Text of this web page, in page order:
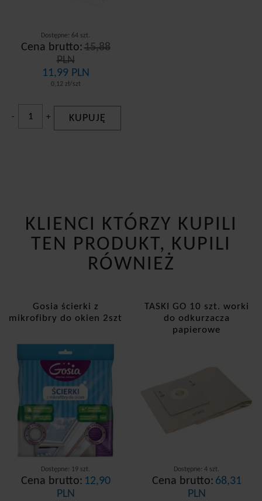
Dostępne: 64 szt.
Cena brutto: 15,88
PLN
11,99 PLN
0,12 zł/szt
- + KUPUJĘ
KLIENCI KTÓRZY KUPILI
TEN PRODUKT, KUPILI
RÓWNIEŻ
Gosia ścierki z
mikrofibry do okien 2szt
Dostępne: 19 szt.
Cena brutto: 12,90
PLN
TASKI GO 10 szt. worki
do odkurzacza
papierowe
Dostępne: 4 szt.
Cena brutto: 68,31
PLN